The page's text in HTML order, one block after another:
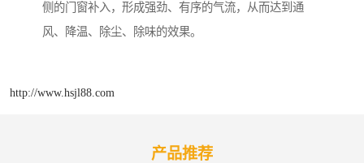
侧的门窗补入，形成强劲、有序的气流，从而达到通
风、降温、除尘、除味的效果。
http://www.hsjl88.com
产品推荐